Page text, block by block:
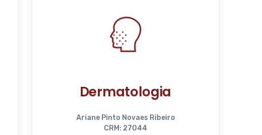
Dermatologia
Ariane Pinto Novaes Ribeiro
CRM: 27044